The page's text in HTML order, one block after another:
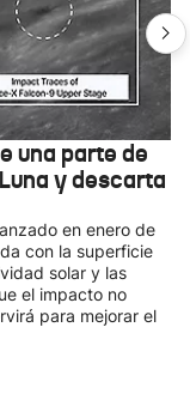
una parte de
y descarta
en enero de
con la superficie
solar y las
el impacto no
para mejorar el